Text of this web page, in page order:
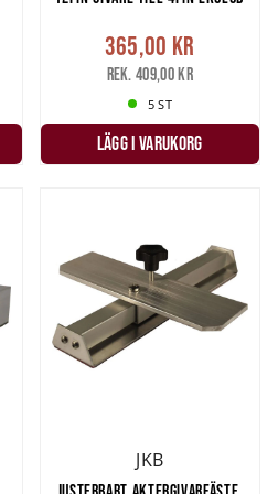
365,00 kr
Rek. 409,00 kr
5 ST
LÄGG I VARUKORG
JKB